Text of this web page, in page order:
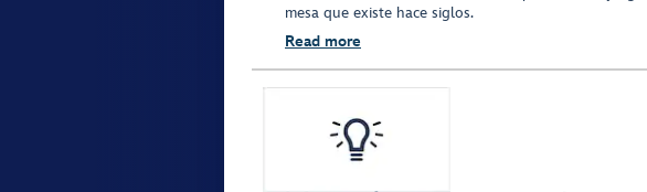
mesa que existe hace siglos.
Read more